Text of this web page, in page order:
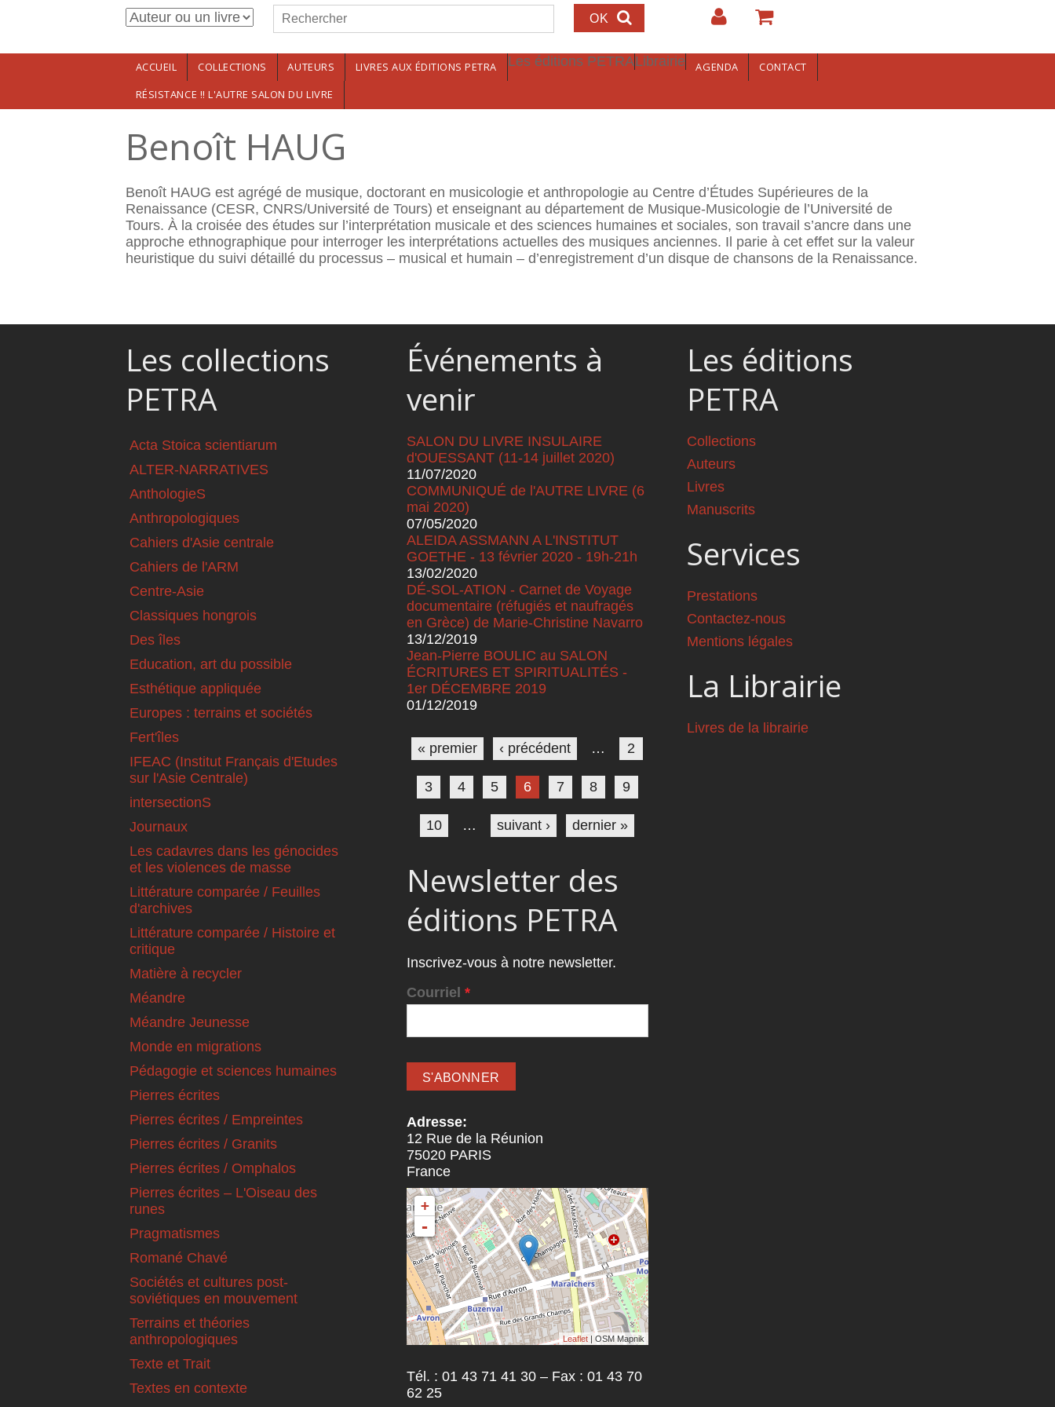
Aller au contenu principalFormulaire de recherche
Rechercher
ACCUEIL COLLECTIONS AUTEURS LIVRES AUX ÉDITIONS PETRA Les éditions PETRALibrairie AGENDA
CONTACT
RÉSISTANCE !! L'AUTRE SALON DU LIVRE
Benoît HAUG
Benoît HAUG est agrégé de musique, doctorant en musicologie et anthropologie au Centre d’Études Supérieures de la
Renaissance (CESR, CNRS/Université de Tours) et enseignant au département de Musique-Musicologie de l’Université de
Tours. À la croisée des études sur l’interprétation musicale et des sciences humaines et sociales, son travail s’ancre dans une
approche ethnographique pour interroger les interprétations actuelles des musiques anciennes. Il parie à cet effet sur la valeur
heuristique du suivi détaillé du processus – musical et humain – d’enregistrement d’un disque de chansons de la Renaissance.
Les collections
PETRA
Acta Stoica scientiarum
ALTER-NARRATIVES
AnthologieS
Anthropologiques
Cahiers d'Asie centrale
Cahiers de l'ARM
Centre-Asie
Classiques hongrois
Des îles
Education, art du possible
Esthétique appliquée
Europes : terrains et sociétés
Fert'îles
IFEAC (Institut Français d'Etudes
sur l'Asie Centrale)
intersectionS
Journaux
Les cadavres dans les génocides
et les violences de masse
Littérature comparée / Feuilles
d'archives
Littérature comparée / Histoire et
critique
Matière à recycler
Méandre
Méandre Jeunesse
Monde en migrations
Pédagogie et sciences humaines
Pierres écrites
Pierres écrites / Empreintes
Pierres écrites / Granits
Pierres écrites / Omphalos
Pierres écrites – L'Oiseau des
runes
Pragmatismes
Romané Chavé
Sociétés et cultures post-
soviétiques en mouvement
Terrains et théories
anthropologiques
Texte et Trait
Textes en contexte
Événements à
venir
SALON DU LIVRE INSULAIRE
d'OUESSANT (11-14 juillet 2020)
11/07/2020
COMMUNIQUÉ de l'AUTRE LIVRE (6
mai 2020)
07/05/2020
ALEIDA ASSMANN A L'INSTITUT
GOETHE - 13 février 2020 - 19h-21h
13/02/2020
DÉ-SOL-ATION - Carnet de Voyage
documentaire (réfugiés et naufragés
en Grèce) de Marie-Christine Navarro
13/12/2019
Jean-Pierre BOULIC au SALON
ÉCRITURES ET SPIRITUALITÉS -
1er DÉCEMBRE 2019
01/12/2019
Pages
« premier ‹ précédent … 2
3 4 5 6 7 8 9
10 … suivant › dernier »
Newsletter des
éditions PETRA
Inscrivez-vous à notre newsletter.
Courriel *
Adresse:
12 Rue de la Réunion
75020 PARIS
France
+
-
Leaflet | OSM Mapnik
Tél. : 01 43 71 41 30 – Fax : 01 43 70
62 25
Les éditions
PETRA
Collections
Auteurs
Livres
Manuscrits
Services
Prestations
Contactez-nous
Mentions légales
La Librairie
Livres de la librairie